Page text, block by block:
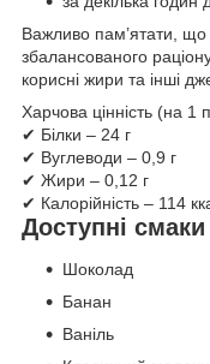
Важливо пам’ятати, що
збалансованого
корисні жири та інші
Харчова цінність (на 1
✔ Білки – 24 г
✔ Вуглеводи – 0,9 г
✔ Жири – 0,12 г
✔ Калорійність – 114
Доступні смаки
Шоколад
Банан
Ваніль